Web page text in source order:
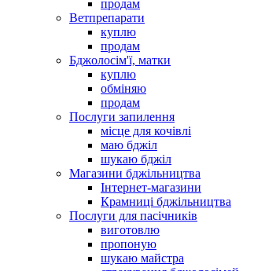
продам
Ветпрепарати
куплю
продам
Бджолосім'ї, матки
куплю
обміняю
продам
Послуги запилення
місце для кочівлі
маю бджіл
шукаю бджіл
Магазини бджільництва
Інтернет-магазини
Крамниці бджільництва
Послуги для пасічників
виготовлю
пропоную
шукаю майстра